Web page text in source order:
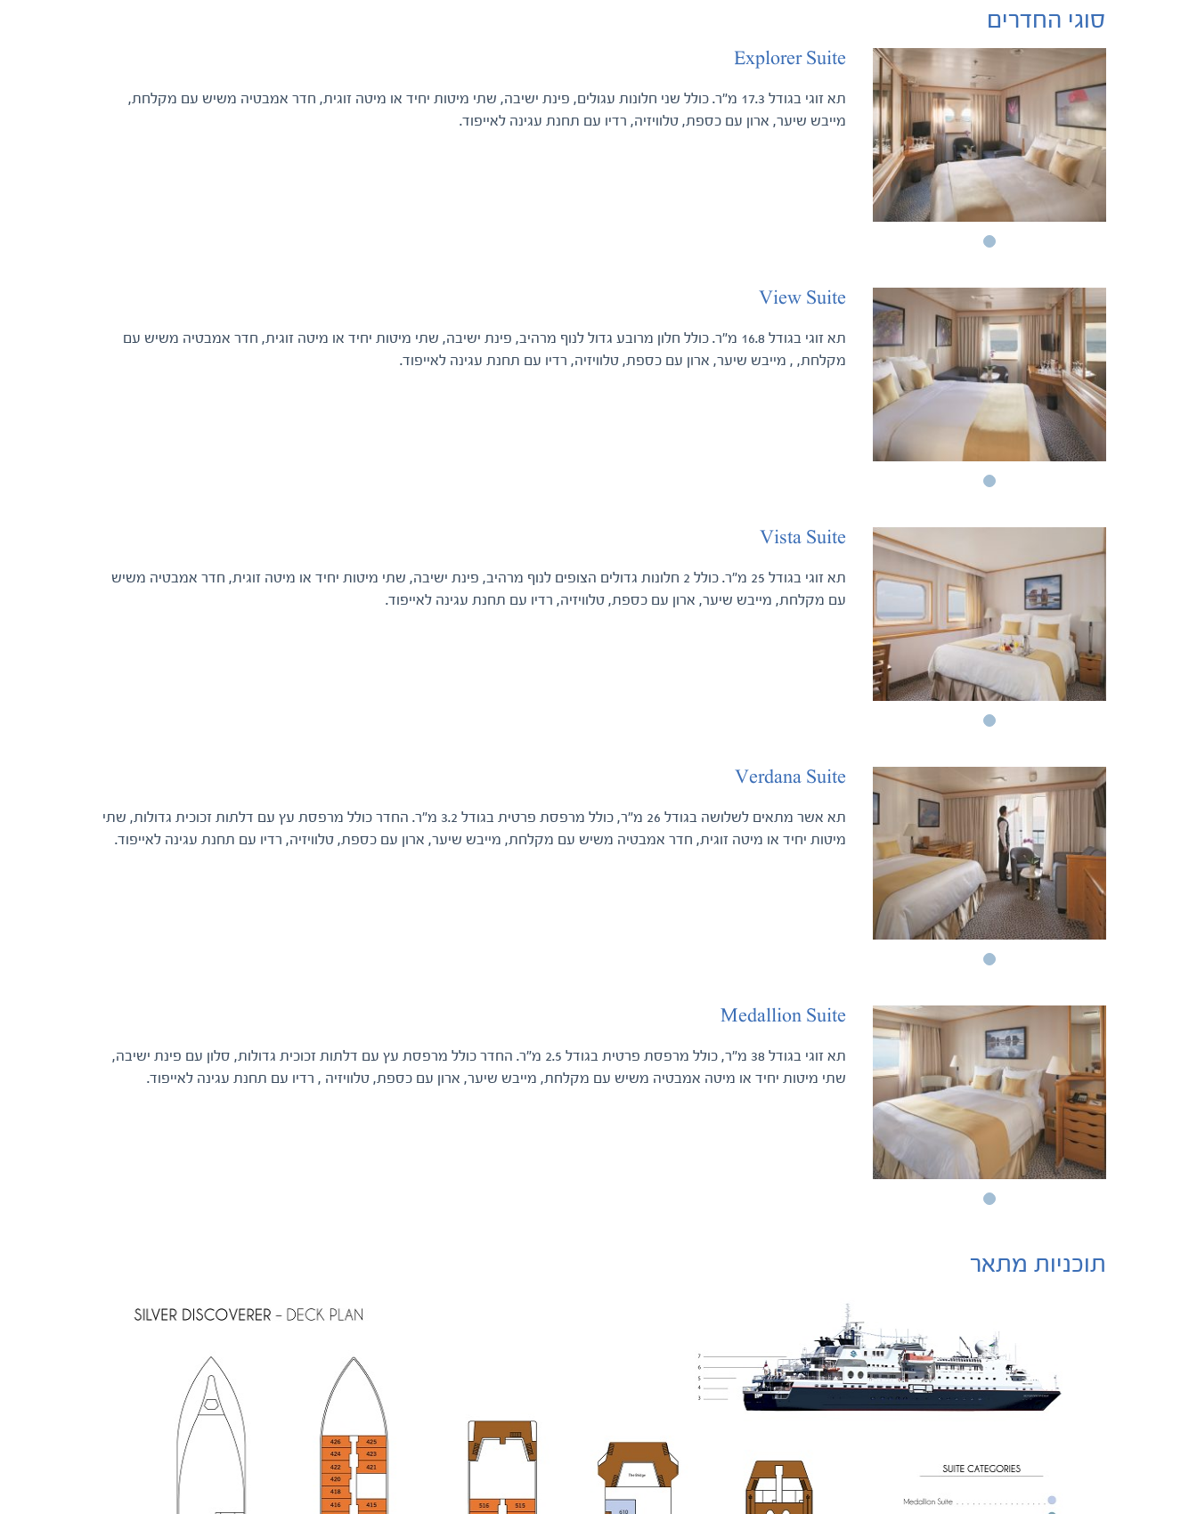
סוגי החדרים
Explorer Suite
תא זוגי בגודל 17.3 מ"ר. כולל שני חלונות עגולים, פינת ישיבה, שתי מיטות יחיד או מיטה זוגית, חדר אמבטיה משיש עם מקלחת,
מייבש שיער, ארון עם כספת, טלוויזיה, רדיו עם תחנת עגינה לאייפוד.
View Suite
תא זוגי בגודל 16.8 מ"ר. כולל חלון מרובע גדול לנוף מרהיב, פינת ישיבה, שתי מיטות יחיד או מיטה זוגית, חדר אמבטיה משיש עם
מקלחת, , מייבש שיער, ארון עם כספת, טלוויזיה, רדיו עם תחנת עגינה לאייפוד.
Vista Suite
תא זוגי בגודל 25 מ"ר. כולל 2 חלונות גדולים הצופים לנוף מרהיב, פינת ישיבה, שתי מיטות יחיד או מיטה זוגית, חדר אמבטיה משיש
עם מקלחת, מייבש שיער, ארון עם כספת, טלוויזיה, רדיו עם תחנת עגינה לאייפוד.
Verdana Suite
תא אשר מתאים לשלושה בגודל 26 מ"ר, כולל מרפסת פרטית בגודל 3.2 מ"ר. החדר כולל מרפסת עץ עם דלתות זכוכית גדולות, שתי
מיטות יחיד או מיטה זוגית, חדר אמבטיה משיש עם מקלחת, מייבש שיער, ארון עם כספת, טלוויזיה, רדיו עם תחנת עגינה לאייפוד.
Medallion Suite
תא זוגי בגודל 38 מ"ר, כולל מרפסת פרטית בגודל 2.5 מ"ר. החדר כולל מרפסת עץ עם דלתות זכוכית גדולות, סלון עם פינת ישיבה,
שתי מיטות יחיד או מיטה אמבטיה משיש עם מקלחת, מייבש שיער, ארון עם כספת, טלוויזיה , רדיו עם תחנת עגינה לאייפוד.
תוכניות מתאר